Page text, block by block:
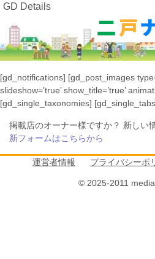
GD Details
[gd_notifications] [gd_post_images
slideshow=’true’ show_title=’true’
[gd_single_taxonomies]
掲載店のオーナー様ですか？ 新しい
新フォームはこちらから
運営者情報 プライバシーポ
© 2025-2011